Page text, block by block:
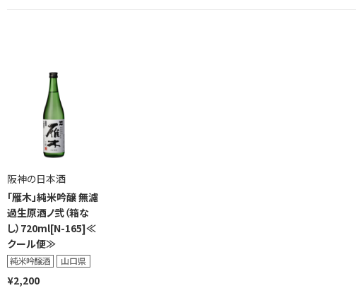
阪神の日本酒
「雁木」純米吟醸 無濾
過生原酒ノ弐（箱な
し）720ml[N-165]≪
クール便≫
¥2,200